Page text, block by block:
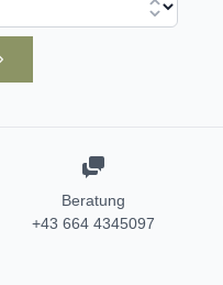
Beratung
+43 664 4345097